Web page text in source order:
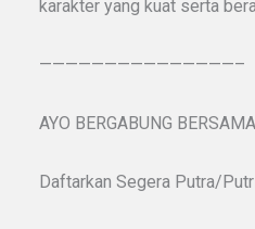
karakter yang kuat serta
———————————————–
AYO BERGABUNG
Daftarkan Segera Putra/